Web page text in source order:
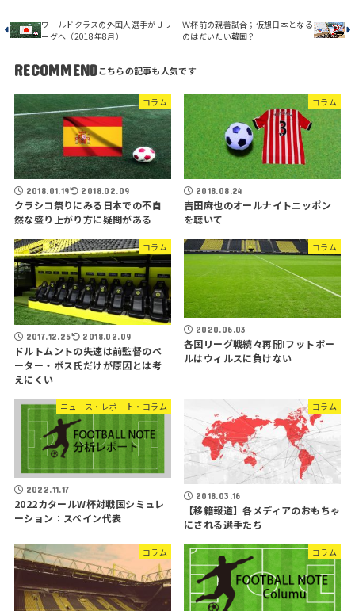
ワールドクラスの外国人選手がＪリ
ーグへ（2018年8月）
Ｗ杯前の親善試合；仮想日本となる
のはだいたい韓国？
RECOMMEND
コラム
2018.01.19 2018.02.09
クラシコ祭りにみる日本での不自
然な盛り上がり方に疑問がある
コラム
2018.08.24
吉田麻也のオールナイトニッポン
を聴いて
コラム
2017.12.25 2018.02.09
ドルトムントの失速は前監督のペ
ーター・ボス氏だけが原因とは考
えにくい
コラム
2020.06.03
各国リーグ戦続々再開!フットボー
ルはウィルスに負けない
ニュース・レポート・コラム
2022.11.17
2022カタールW杯対戦国シミュレ
ーション：スペイン代表
コラム
2018.03.16
【移籍報道】各メディアのおもちゃ
にされる選手たち
コラム コラム